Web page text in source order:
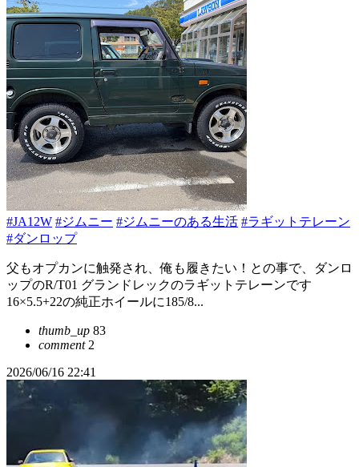
#JA12W #ジムニー #ジムニーのある生活 #ラギットテレーン
#ダンロップ
父もオプカンに触発され、俺も履きたい！との事で、ダンロ
ップのR/T01 グランドレックのラギットテレーンです
16×5.5+22の純正ホイールに185/8...
thumb_up 83
comment2
2026/06/16 22:41